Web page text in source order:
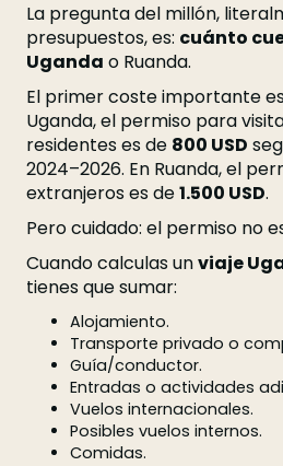
La pregunta del millón,
presupuestos, es: cuánto
Uganda o Ruanda.
El primer coste importante
Uganda, el permiso para
residentes es de 800 USD
2024–2026. En Ruanda, el
extranjeros es de1.500 USD.
Pero cuidado: el permiso no
Cuando calculas unviaje
tienes que sumar:
Alojamiento.
Transporte privado o
Guía/conductor.
Entradas o actividades
Vuelos internacionales.
Posibles vuelos internos.
Comidas.